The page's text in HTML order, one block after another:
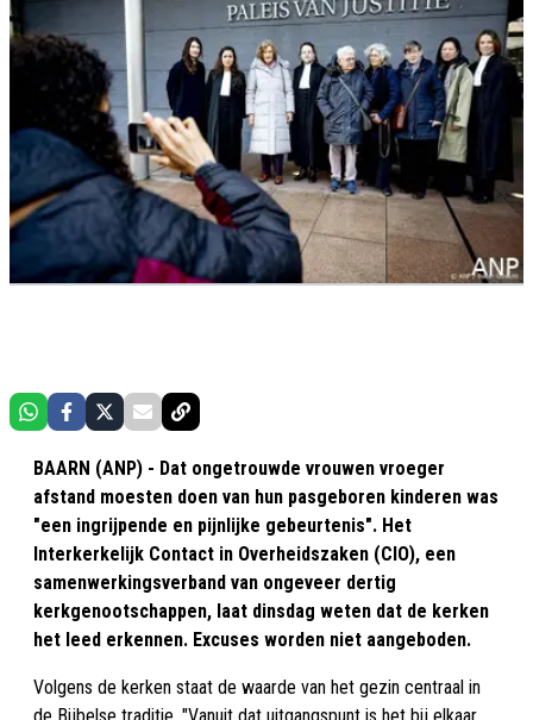
BAARN (ANP) - Dat ongetrouwde vrouwen vroeger
afstand moesten doen van hun pasgeboren kinderen was
"een ingrijpende en pijnlijke gebeurtenis". Het
Interkerkelijk Contact in Overheidszaken (CIO), een
samenwerkingsverband van ongeveer dertig
kerkgenootschappen, laat dinsdag weten dat de kerken
het leed erkennen. Excuses worden niet aangeboden.
Volgens de kerken staat de waarde van het gezin centraal in